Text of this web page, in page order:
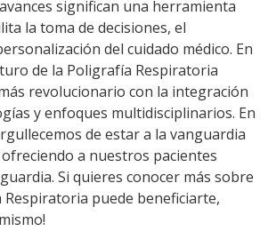
significan una herramienta
la toma de decisiones, el
del cuidado médico. En
de la Poligrafía Respiratoria
revolucionario con la integración
y enfoques multidisciplinarios. En
de estar a la vanguardia
a nuestros pacientes
Si quieres conocer más sobre
puede beneficiarte,